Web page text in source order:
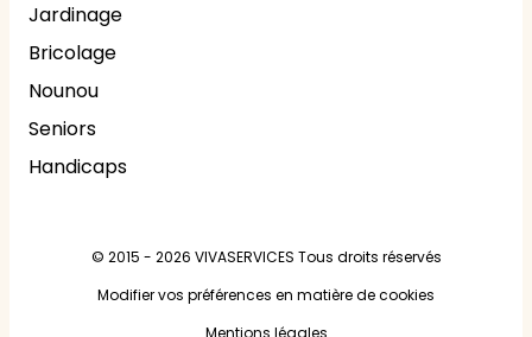
Jardinage
Bricolage
Nounou
Seniors
Handicaps
© 2015 - 2026 VIVASERVICES Tous droits réservés
Modifier vos préférences en matière de cookies
Mentions légales